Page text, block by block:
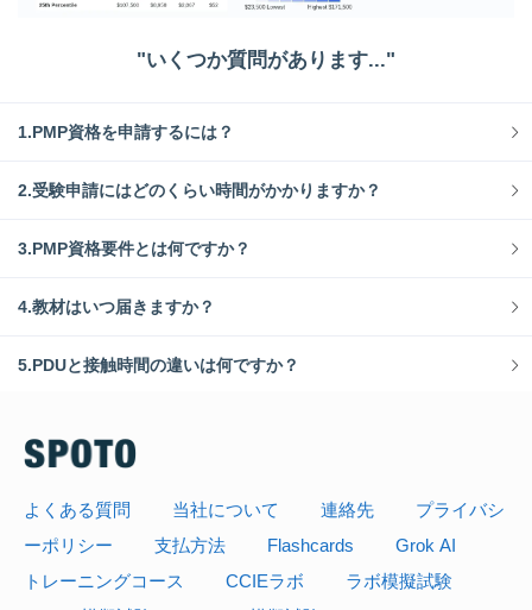
"いくつか質問があります..."
1.PMP資格を申請するには？
2.受験申請にはどのくらい時間がかかりますか？
3.PMP資格要件とは何ですか？
4.教材はいつ届きますか？
5.PDUと接触時間の違いは何ですか？
よくある質問 当社について 連絡先
プライバシ
ーポリシー
支払方法 Flashcards
Grok AI
トレーニングコース
CCIEラボ
ラボ模擬試験